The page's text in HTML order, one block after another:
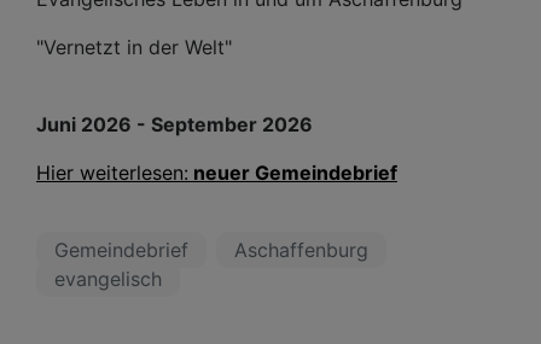
"Vernetzt in der Welt"
Juni 2026 - September 2026
Hier weiterlesen: neuer Gemeindebrief
Gemeindebrief
Aschaffenburg
evangelisch